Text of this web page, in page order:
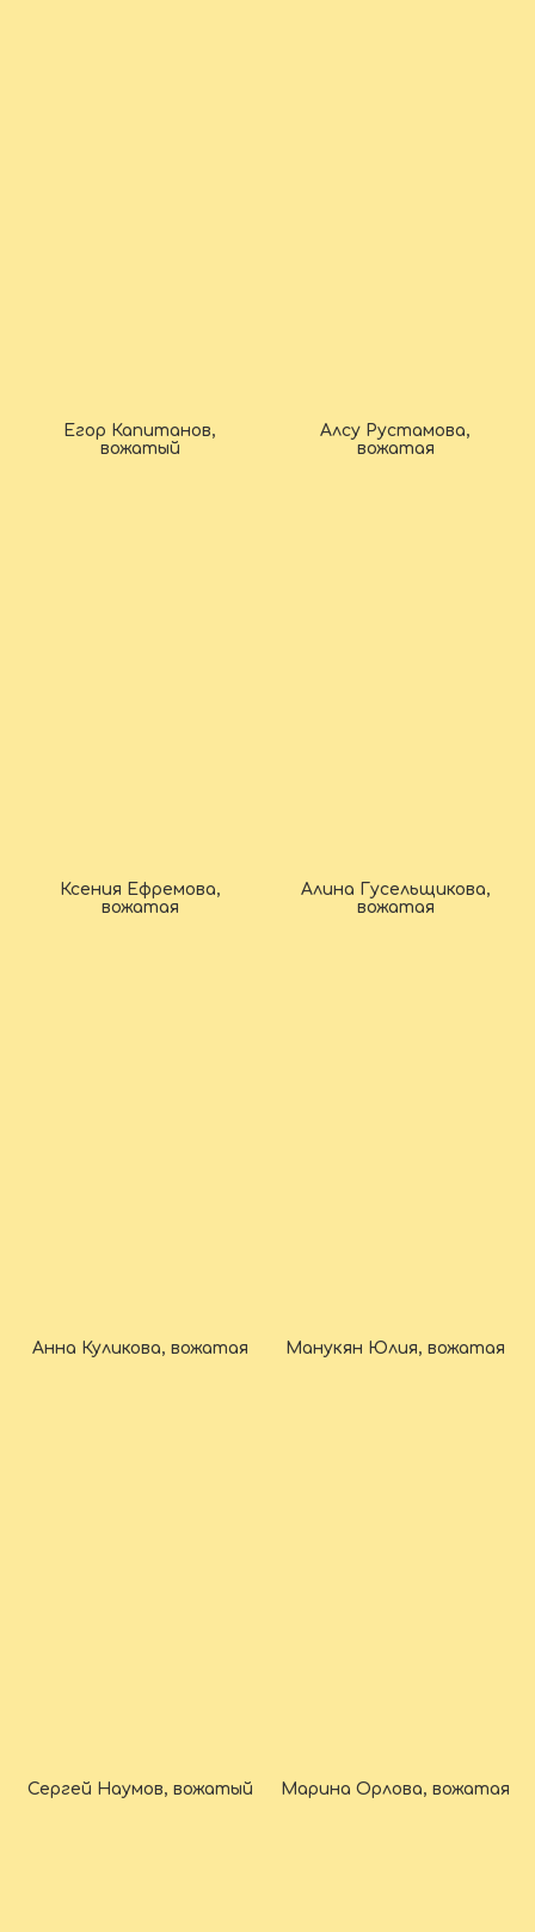
Егор Капитанов,
вожатый
Алсу Рустамова,
вожатая
Ксения Ефремова,
вожатая
Алина Гусельщикова,
вожатая
Анна Куликова, вожатая Манукян Юлия, вожатая
Сергей Наумов, вожатый Марина Орлова, вожатая